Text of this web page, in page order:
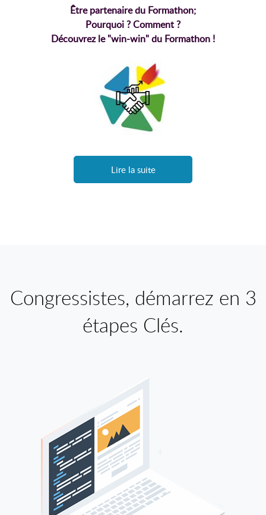
Être partenaire du Formathon;
Pourquoi ? Comment ?
Découvrez le "win-win" du Formathon !
Lire la suite
Congressistes, démarrez en 3
étapes Clés.